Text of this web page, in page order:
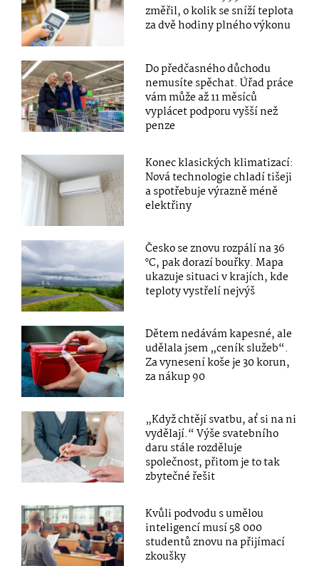
změřil, o kolik se sníží teplota
za dvě hodiny plného výkonu
Do předčasného důchodu
nemusíte spěchat. Úřad práce
vám může až 11 měsíců
vyplácet podporu vyšší než
penze
Konec klasických klimatizací:
Nová technologie chladí tišeji
a spotřebuje výrazně méně
elektřiny
Česko se znovu rozpálí na 36
°C, pak dorazí bouřky. Mapa
ukazuje situaci v krajích, kde
teploty vystřelí nejvýš
Dětem nedávám kapesné, ale
udělala jsem „ceník služeb“.
Za vynesení koše je 30 korun,
za nákup 90
„Když chtějí svatbu, ať si na ni
vydělají.“ Výše svatebního
daru stále rozděluje
společnost, přitom je to tak
zbytečné řešit
Kvůli podvodu s umělou
inteligencí musí 58 000
studentů znovu na přijímací
zkoušky